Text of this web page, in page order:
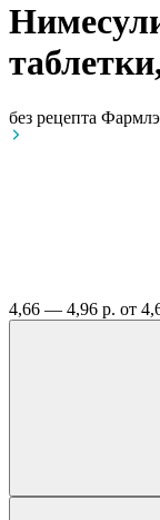
без рецепта
4,66 — 4,96 р. от